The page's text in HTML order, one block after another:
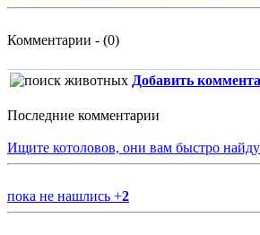
Комментарии - (0)
Добавить
Последние комментарии
Ищите котоловов, они вам быстро
пока не нашлись +2